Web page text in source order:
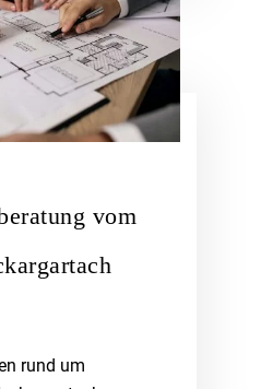
vom
rund um